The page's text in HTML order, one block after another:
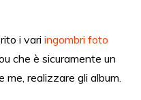
i variingombri foto
che è sicuramente un
me, realizzare gli album.